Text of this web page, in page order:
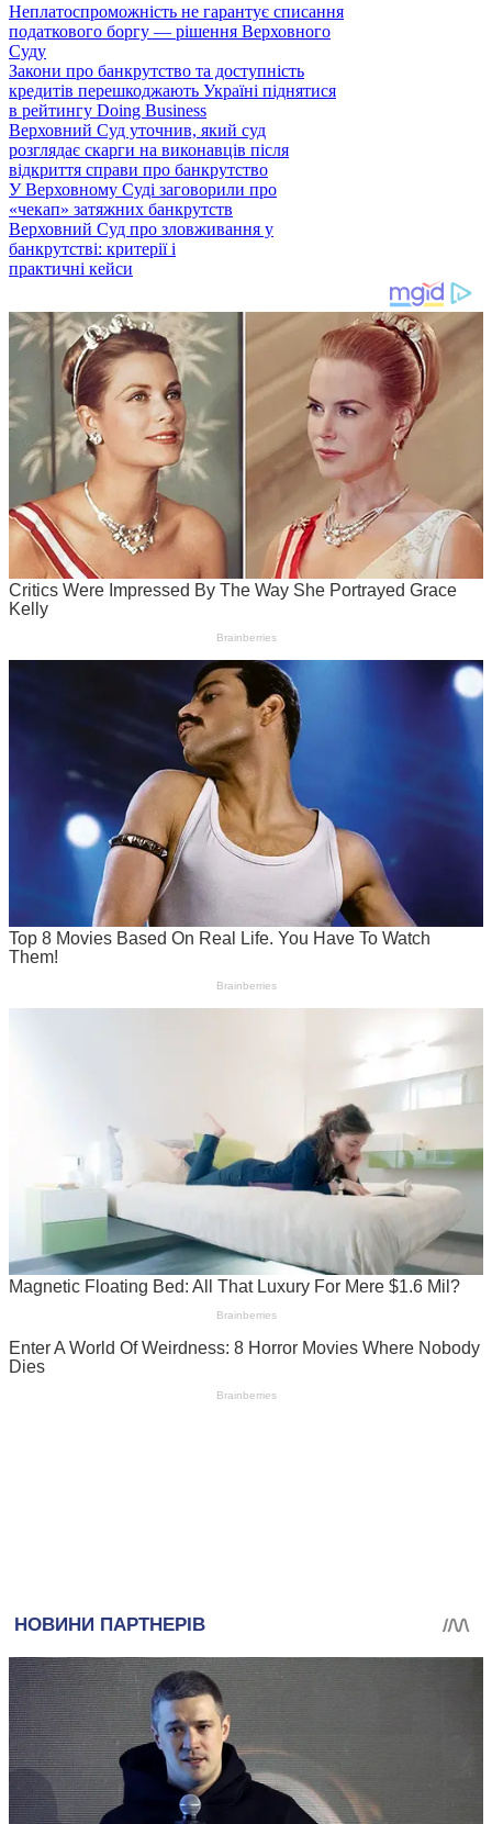
Неплатоспроможність не гарантує списання
податкового боргу — рішення Верховного
Суду
Закони про банкрутство та доступність
кредитів перешкоджають Україні піднятися
в рейтингу Doing Business
Верховний Суд уточнив, який суд
розглядає скарги на виконавців після
відкриття справи про банкрутство
У Верховному Суді заговорили про
«чекап» затяжних банкрутств
Верховний Суд про зловживання у
банкрутстві: критерії і
практичні кейси